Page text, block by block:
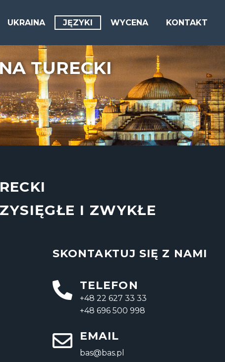
UKRAINA JĘZYKI WYCENA KONTAKT
TURECKI
I ZWYKŁE
SKONTAKTUJ SIĘ Z NAMI
TELEFON
+48 22 627 33 33
+48 696 500 998
EMAIL
bas@bas.pl